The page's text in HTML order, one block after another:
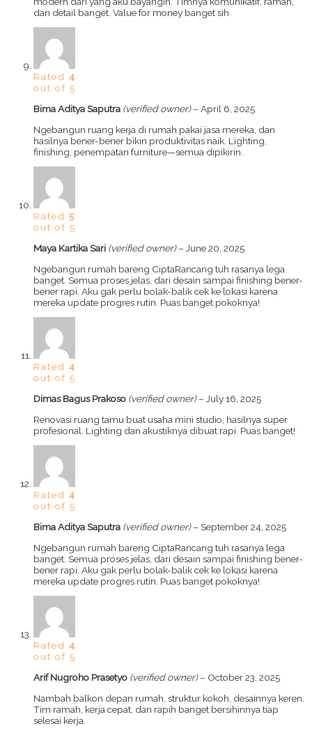
dan detail banget. Value for money banget sih.
Rated 4
out of 5
Bima Aditya Saputra (verified owner) – April 6, 2025
Ngebangun ruang kerja di rumah pakai jasa mereka, dan
hasilnya bener-bener bikin produktivitas naik. Lighting,
finishing, penempatan furniture—semua dipikirin.
Rated 5
out of 5
Maya Kartika Sari (verified owner) – June 20, 2025
Ngebangun rumah bareng CiptaRancang tuh rasanya lega
banget. Semua proses jelas, dari desain sampai finishing bener-
bener rapi. Aku gak perlu bolak-balik cek ke lokasi karena
mereka update progres rutin. Puas banget pokoknya!
Rated 4
out of 5
Dimas Bagus Prakoso (verified owner) – July 16, 2025
Renovasi ruang tamu buat usaha mini studio, hasilnya super
profesional. Lighting dan akustiknya dibuat rapi. Puas banget!
Rated 4
out of 5
Bima Aditya Saputra (verified owner) – September 24, 2025
Ngebangun rumah bareng CiptaRancang tuh rasanya lega
banget. Semua proses jelas, dari desain sampai finishing bener-
bener rapi. Aku gak perlu bolak-balik cek ke lokasi karena
mereka update progres rutin. Puas banget pokoknya!
Rated 4
out of 5
Arif Nugroho Prasetyo (verified owner) – October 23, 2025
Nambah balkon depan rumah, struktur kokoh, desainnya keren.
Tim ramah, kerja cepat, dan rapih banget bersihinnya tiap
selesai kerja.